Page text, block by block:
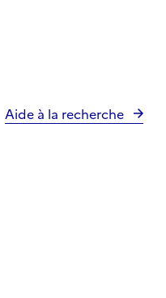
Aide à la recherche